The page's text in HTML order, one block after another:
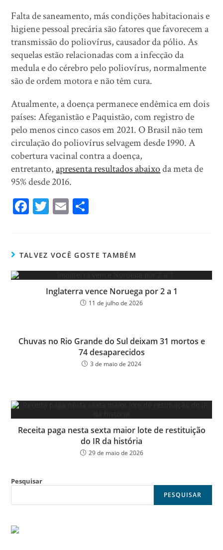
Falta de saneamento, más condições habitacionais e
higiene pessoal precária são fatores que favorecem a
transmissão do poliovírus, causador da pólio. As
sequelas estão relacionadas com a infecção da
medula e do cérebro pelo poliovírus, normalmente
são de ordem motora e não têm cura.
Atualmente, a doença permanece endêmica em dois
países: Afeganistão e Paquistão, com registro de
pelo menos cinco casos em 2021. O Brasil não tem
circulação do poliovírus selvagem desde 1990. A
cobertura vacinal contra a doença,
entretanto,apresenta resultados abaixoda meta de
95% desde 2016.
Fa
ok
T
er
E
TALVEZ VOCÊ GOSTE TAMBÉM
Inglaterra vence Noruega por 2 a 1
11 de julho de 2026
Chuvas no Rio Grande do Sul deixam 31 mortos e
74 desaparecidos
3 de maio de 2024
Receita paga nesta sexta maior lote de restituição
do IR da história
29 de maio de 2026
Pesquisar
PESQUISAR